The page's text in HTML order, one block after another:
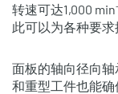
转速可达1,000 min
此可以为各种要求
面板的轴向径向
和重型工件也能确